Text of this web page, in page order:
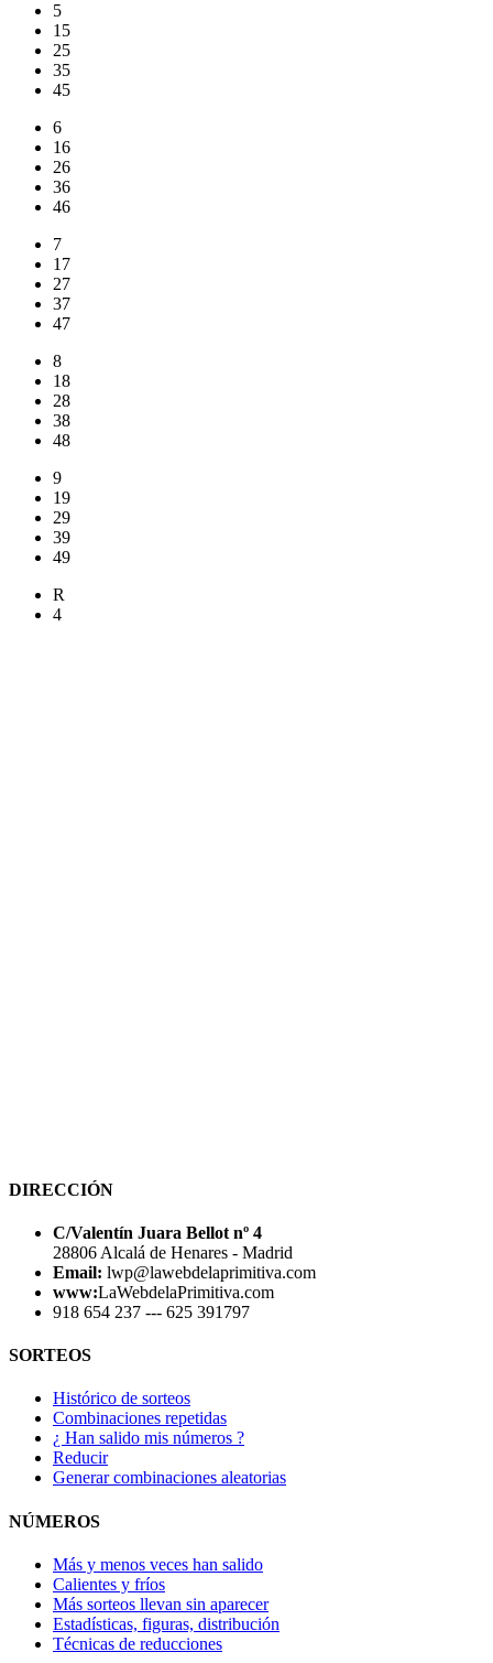
5
15
25
35
45
6
16
26
36
46
7
17
27
37
47
8
18
28
38
48
9
19
29
39
49
R
4
DIRECCIÓN
C/Valentín Juara Bellot nº 4
28806 Alcalá de Henares - Madrid
Email: lwp@lawebdelaprimitiva.com
www:LaWebdelaPrimitiva.com
918 654 237 --- 625 391797
SORTEOS
Histórico de sorteos
Combinaciones repetidas
¿ Han salido mis números ?
Reducir
Generar combinaciones aleatorias
NÚMEROS
Más y menos veces han salido
Calientes y fríos
Más sorteos llevan sin aparecer
Estadísticas, figuras, distribución
Técnicas de reducciones